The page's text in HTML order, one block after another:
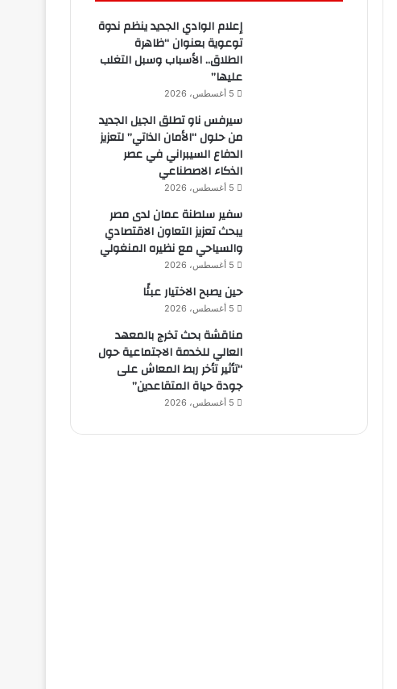
إعلام الوادي الجديد ينظم ندوة
توعوية بعنوان “ظاهرة
الطلاق.. الأسباب وسبل التغلب
عليها”
5 أغسطس، 2026
سيرفس ناو تطلق الجيل الجديد
من حلول “الأمان الذاتي” لتعزيز
الدفاع السيبراني في عصر
الذكاء الاصطناعي
5 أغسطس، 2026
سفير سلطنة عمان لدى مصر
يبحث تعزيز التعاون الاقتصادي
والسياحي مع نظيره المنغولي
5 أغسطس، 2026
حين يصبح الاختيار عبئًا
5 أغسطس، 2026
مناقشة بحث تخرج بالمعهد
العالي للخدمة الاجتماعية حول
“تأثير تأخر ربط المعاش على
جودة حياة المتقاعدين”
5 أغسطس، 2026